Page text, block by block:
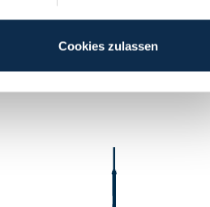
Cookies zulassen